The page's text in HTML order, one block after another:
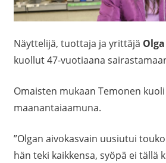
Näyttelijä, tuottaja ja yrittäjä
kuollut 47-vuotiaana
Omaisten mukaan Temonen
maanantaiaamuna.
”Olgan aivokasvain uusiutui
hän teki kaikkensa, syöpä ei tällä